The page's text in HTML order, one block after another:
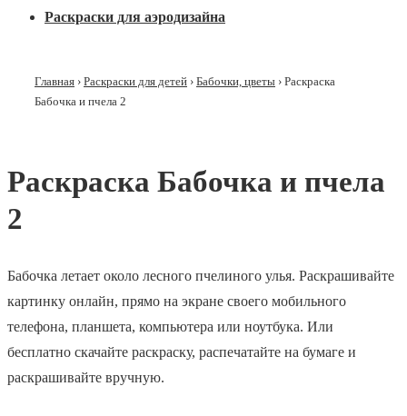
Раскраски для аэродизайна
Главная › Раскраски для детей › Бабочки, цветы › Раскраска
Бабочка и пчела 2
Раскраска Бабочка и пчела
2
Бабочка летает около лесного пчелиного улья. Раскрашивайте
картинку онлайн, прямо на экране своего мобильного
телефона, планшета, компьютера или ноутбука. Или
бесплатно скачайте раскраску, распечатайте на бумаге и
раскрашивайте вручную.